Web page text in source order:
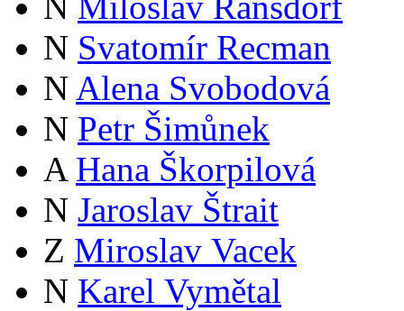
N Svatomír Recman
N Alena Svobodová
N Petr Šimůnek
A Hana Škorpilová
N Jaroslav Štrait
Z Miroslav Vacek
N Karel Vymětal